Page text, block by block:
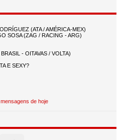
mensagens de hoje